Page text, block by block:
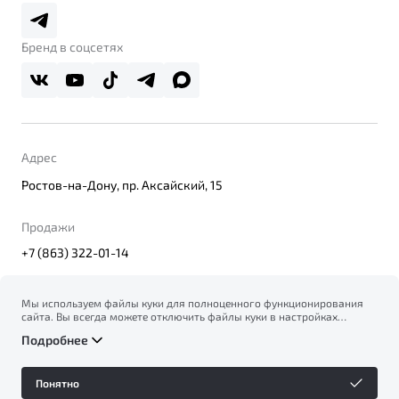
Belgee Плюс
Реферальная программа
Правовая информация
Бренд в соцсетях
Адрес
Ростов-на-Дону, пр. Аксайский, 15
Продажи
+7 (863) 322-01-14
© 2026
Политика конфиденциальности персональных данных
Мы используем файлы куки для полноценного функционирования
сайта. Вы всегда можете отключить файлы куки в настройках
на сбор и использование файлов куки, и подтверждаете
возможной блокировке файлов куки вПолитике
конфиденциальности
Подробнее
Понятно